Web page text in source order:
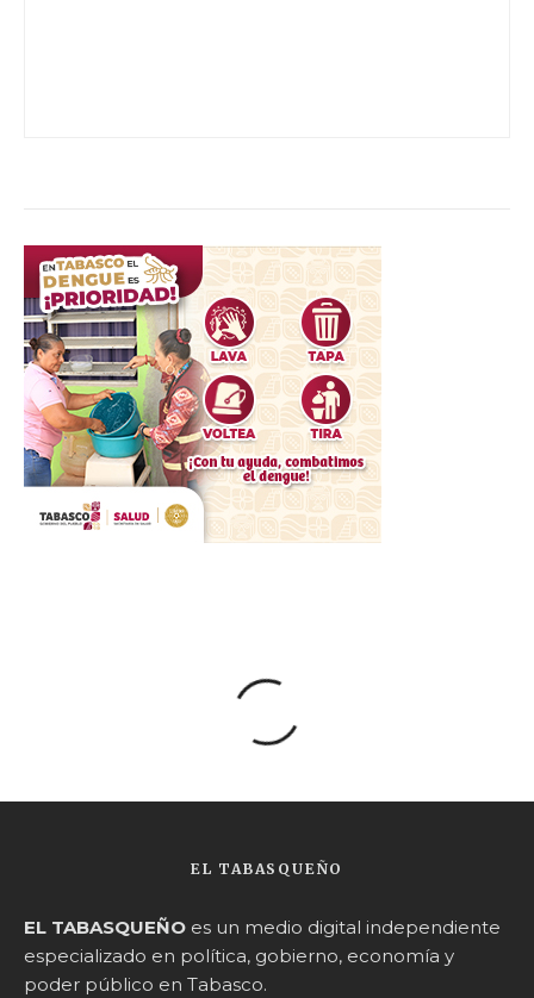
EL TABASQUEÑO
EL TABASQUEÑO es un medio digital independiente
especializado en política, gobierno, economía y
poder público en Tabasco.